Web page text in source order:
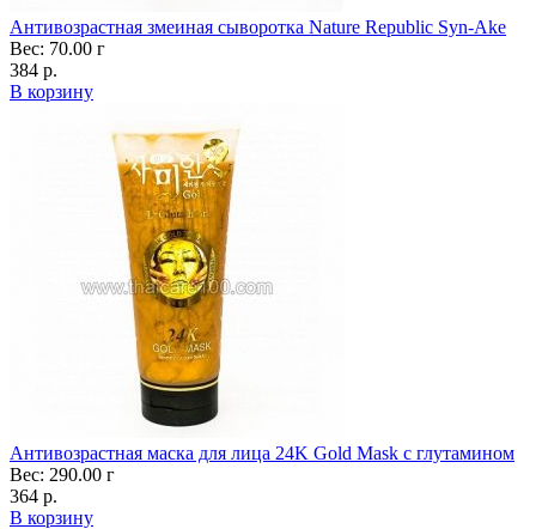
Антивозрастная змеиная сыворотка Nature Republic Syn-Ake
Вес: 70.00 г
384 р.
В корзину
Антивозрастная маска для лица 24K Gold Mask с глутамином
Вес: 290.00 г
364 р.
В корзину